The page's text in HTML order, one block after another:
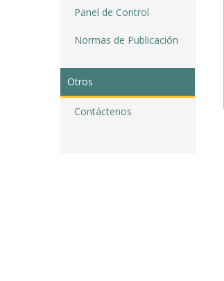
Panel de Control
Normas de Publicación
Otros
Contáctenos